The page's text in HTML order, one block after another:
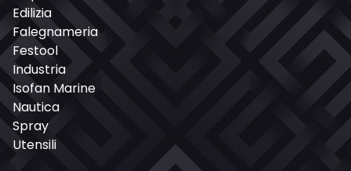
Edilizia
Falegnameria
Festool
Industria
Isofan Marine
Nautica
Spray
Utensili